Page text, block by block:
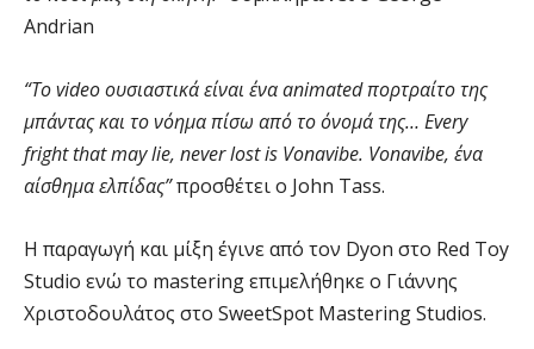
Andrian
“Το video ουσιαστικά είναι ένα animated πορτραίτο της
μπάντας και το νόημα πίσω από το όνομά της… Every
fright that may lie, never lost is Vonavibe. Vonavibe, ένα
αίσθημα ελπίδας”προσθέτει ο John Tass.
Η παραγωγή και μίξη έγινε από τον Dyon στο Red Toy
Studio ενώ το mastering επιμελήθηκε ο Γιάννης
Χριστοδουλάτος στο SweetSpot Mastering Studios.